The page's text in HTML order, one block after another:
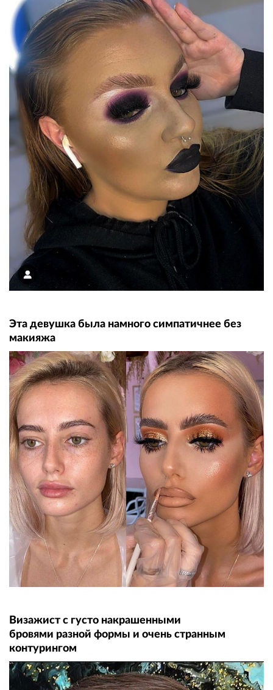
Эта девушка была намного симпатичнее без
макияжа
Визажист с густо накрашенными
бровями разной формы и очень странным
контурингом